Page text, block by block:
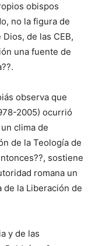
obispos
no la figura de
de las CEB,
una fuente de
observa que
2005) ocurrió
clima de
de la Teología de
sostiene
romana un
de la Liberación de
y de las